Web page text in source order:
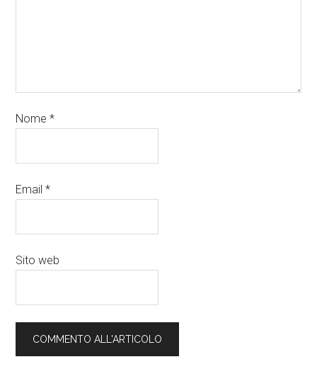
Nome*
Email*
Sito web